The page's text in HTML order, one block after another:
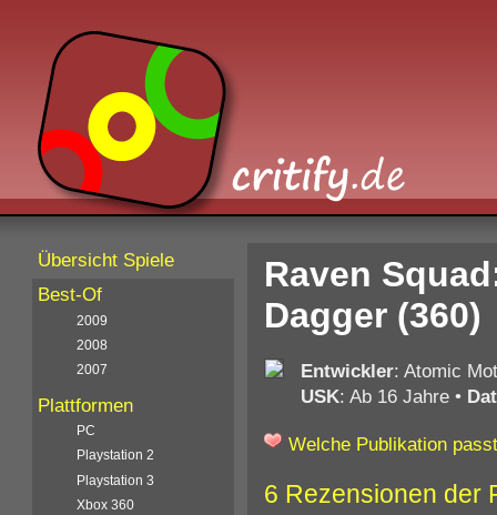
Raven
Dagger (360)
Entwickler: Atomic
USK: Ab 16 Jahre•
Welche Publikation
6 Rezensionen der
Übersicht Spiele
Best-Of
2009
2008
2007
Plattformen
PC
Playstation 2
Playstation 3
Xbox 360